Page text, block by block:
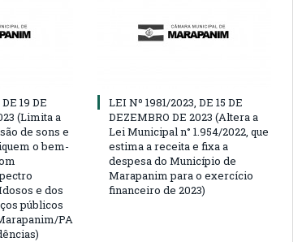
19 DE
(Limita a
de sons e
o bem-
e dos
públicos
PA
LEI Nº 1981/2023, DE 15 DE
DEZEMBRO DE 2023 (Altera a
Lei Municipal n° 1.954/2022, que
estima a receita e fixa a
despesa do Município de
Marapanim para o exercício
financeiro de 2023)